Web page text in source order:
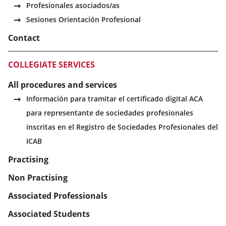
Profesionales asociados/as
Sesiones Orientación Profesional
Contact
COLLEGIATE SERVICES
All procedures and services
Información para tramitar el certificado digital ACA
para representante de sociedades profesionales
inscritas en el Registro de Sociedades Profesionales del
ICAB
Practising
Non Practising
Associated Professionals
Associated Students